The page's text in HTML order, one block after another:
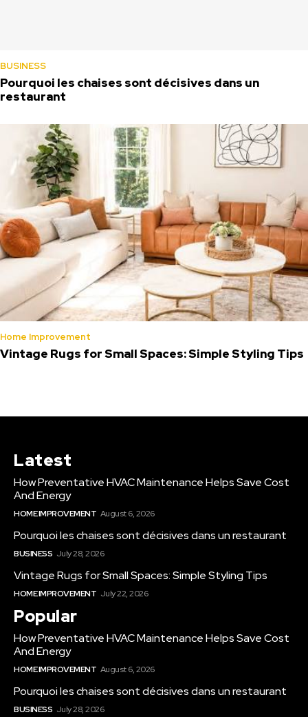
BUSINESS
Pourquoi les chaises sont décisives dans un
restaurant
Home Improvement
Vintage Rugs for Small Spaces: Simple Styling Tips
Latest
How Preventative HVAC Maintenance Helps Save Cost
And Energy
HOME IMPROVEMENT August 6, 2026
Pourquoi les chaises sont décisives dans un restaurant
BUSINESS July 28, 2026
Vintage Rugs for Small Spaces: Simple Styling Tips
HOME IMPROVEMENT July 22, 2026
Popular
How Preventative HVAC Maintenance Helps Save Cost
And Energy
HOME IMPROVEMENT August 6, 2026
Pourquoi les chaises sont décisives dans un restaurant
BUSINESS July 28, 2026